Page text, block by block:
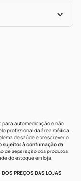
para automedicação e não
profissional da área médica.
de saúde e prescrever o
sujeitos à confirmação da
de separação dos produtos
do estoque em loja.
PREÇOS DAS LOJAS